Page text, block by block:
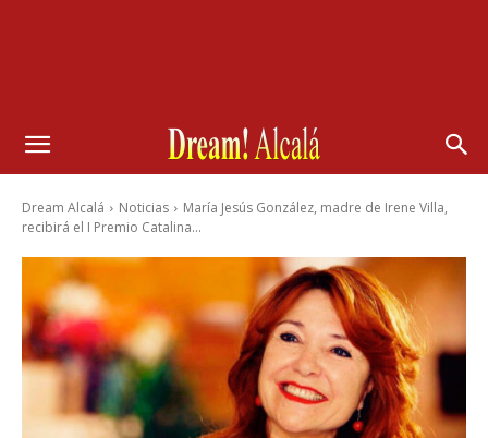
Dream Alcalá Noticias
María Jesús González, madre de Irene Villa,
recibirá el I Premio Catalina...